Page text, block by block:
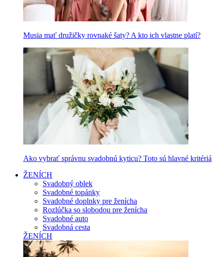
Musia mať družičky rovnaké šaty? A kto ich vlastne platí?
Ako vybrať správnu svadobnú kyticu? Toto sú hlavné kritériá
ŽENÍCH
Svadobný oblek
Svadobné topánky
Svadobné doplnky pre ženícha
Rozlúčka so slobodou pre ženícha
Svadobné auto
Svadobná cesta
ŽENÍCH